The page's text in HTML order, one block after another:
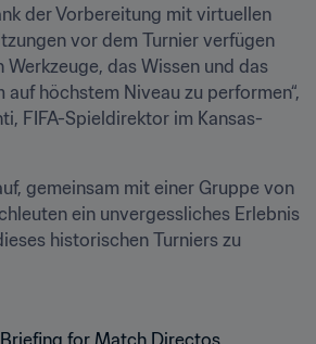
der Vorbereitung mit virtuellen
vor dem Turnier verfügen
das Wissen und das
höchstem Niveau zu performen“,
FIFA-Spieldirektor im Kansas-
gemeinsam mit einer Gruppe von
ein unvergessliches Erlebnis
historischen Turniers zu